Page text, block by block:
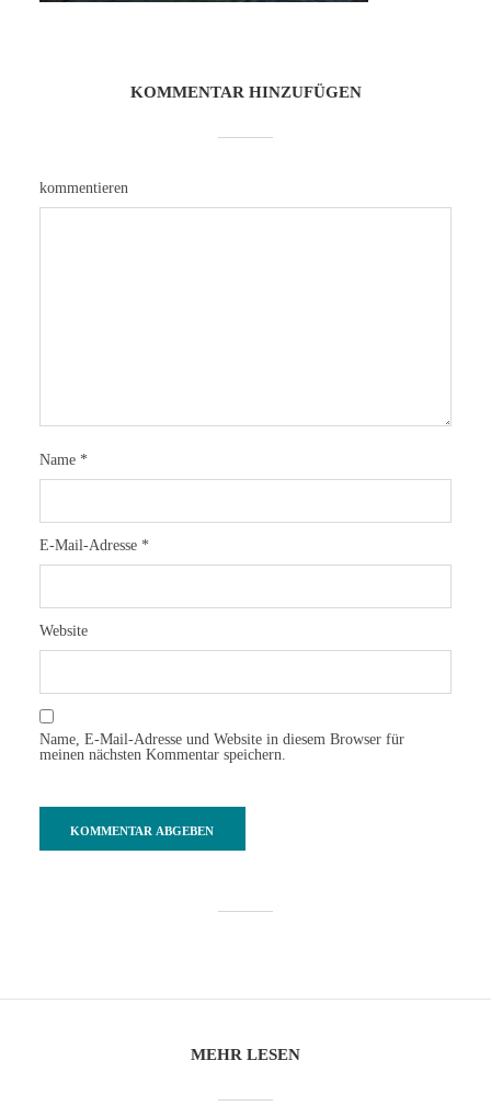
Symi
vonHeide 30. September 2017
1 Minuten zu lesen
KOMMENTAR HINZUFÜGEN
kommentieren
Name *
E-Mail-Adresse *
Website
Name, E-Mail-Adresse und Website in diesem Browser für
meinen nächsten Kommentar speichern.
MEHR LESEN